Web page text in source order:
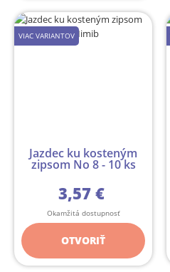
VIAC VARIANTOV
Jazdec ku kosteným
zipsom No 8 - 10 ks
3,57 €
Okamžitá dostupnosť
OTVORIŤ